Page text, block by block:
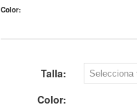
Color:
Talla:
Color: